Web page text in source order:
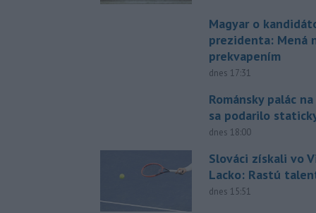
Magyar o
prezidenta: Mená
prekvapením
dnes 17:31
Románsky palác
sa podarilo
dnes 18:00
Slováci získali vo
Lacko: Rastú
dnes 15:51